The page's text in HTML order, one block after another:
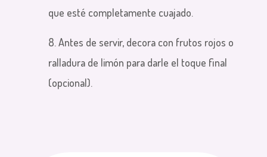
que esté completamente cuajado.
8. Antes de servir, decora con frutos rojos o
ralladura de limón para darle el toque final
(opcional).